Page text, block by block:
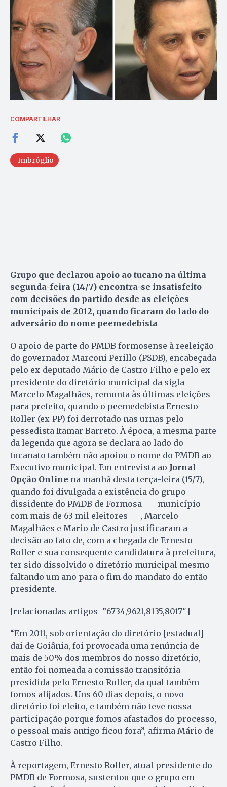
COMPARTILHAR
Imbróglio
Grupo que declarou apoio ao tucano na última
segunda-feira (14/7) encontra-se insatisfeito
com decisões do partido desde as eleições
municipais de 2012, quando ficaram do lado do
adversário do nome peemedebista
O apoio de parte do PMDB formosense à reeleição
do governador Marconi Perillo (PSDB), encabeçada
pelo ex-deputado Mário de Castro Filho e pelo ex-
presidente do diretório municipal da sigla
Marcelo Magalhães, remonta às últimas eleições
para prefeito, quando o peemedebista Ernesto
Roller (ex-PP) foi derrotado nas urnas pelo
pessedista Itamar Barreto. À época, a mesma parte
da legenda que agora se declara ao lado do
tucanato também não apoiou o nome do PMDB ao
Executivo municipal. Em entrevista ao Jornal
Opção Online na manhã desta terça-feira (15/7),
quando foi divulgada a existência do grupo
dissidente do PMDB de Formosa –– município
com mais de 63 mil eleitores ––, Marcelo
Magalhães e Mario de Castro justificaram a
decisão ao fato de, com a chegada de Ernesto
Roller e sua consequente candidatura à prefeitura,
ter sido dissolvido o diretório municipal mesmo
faltando um ano para o fim do mandato do então
presidente.
[relacionadas artigos=”6734,9621,8135,8017″]
“Em 2011, sob orientação do diretório [estadual]
dai de Goiânia, foi provocada uma renúncia de
mais de 50% dos membros do nosso diretório,
então foi nomeada a comissão transitória
presidida pelo Ernesto Roller, da qual também
fomos alijados. Uns 60 dias depois, o novo
diretório foi eleito, e também não teve nossa
participação porque fomos afastados do processo,
o pessoal mais antigo ficou fora”, afirma Mário de
Castro Filho.
À reportagem, Ernesto Roller, atual presidente do
PMDB de Formosa, sustentou que o grupo em